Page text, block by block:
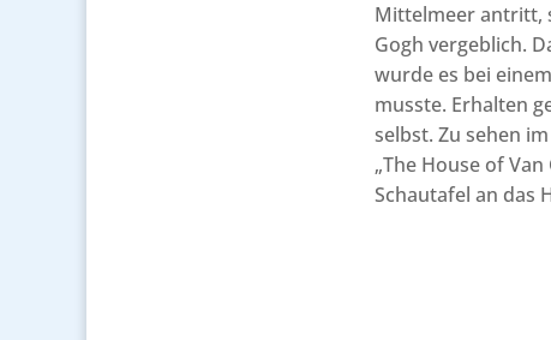
Mittelmeer antritt,
Gogh vergeblich.
wurde es bei
musste. Erhalten
selbst. Zu sehen
„The House of
Schautafel an das